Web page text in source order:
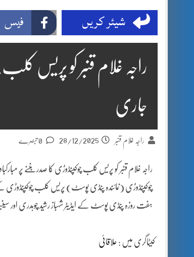
شیئر کریں
راجہ غلام قنبر کو پریس کلب
جاری
راجہ غلام قنبر 28/12/2025
راجہ غلام قنبر کو پریس کلب چوکپنڈوڑی کا صدر بننے پر
ہفت روزہ پنڈی پوسٹ کے ایڈیٹر شہباز رشید چوہدری اور
کیٹاگری میں : علاقائی